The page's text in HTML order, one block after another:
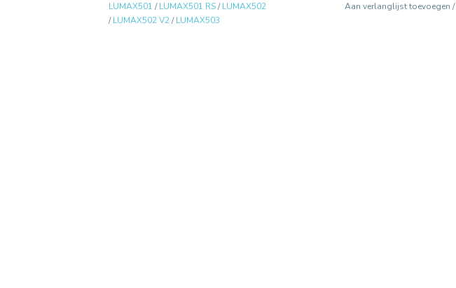
LUMAX501 /LUMAX501 RS/LUMAX502
/LUMAX502 V2/LUMAX503
Aan verlanglijst toevoegen /